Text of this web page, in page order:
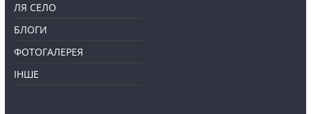
ЛЯ СЕЛО
БЛОГИ
ФОТОГАЛЕРЕЯ
ІНШЕ